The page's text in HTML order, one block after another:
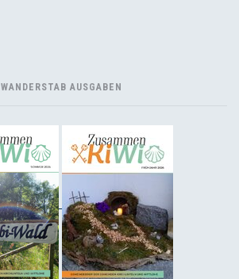
WANDERSTAB AUSGABEN